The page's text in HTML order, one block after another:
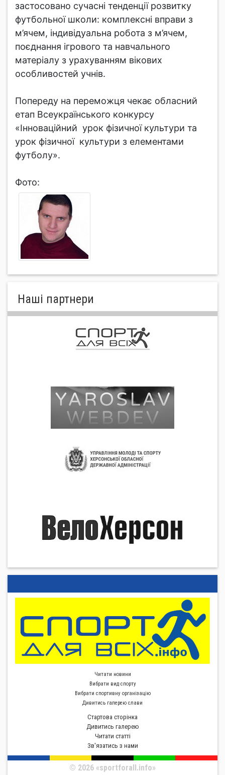
застосовано сучасні тенденції розвитку
футбольної школи: комплексні вправи з
м’ячем, індивідуальна робота з м’ячем,
поєднання ігрового та навчального
матеріалу з урахуванням вікових
особливостей учнів.
Попереду на переможця чекає обласний
етап Всеукраїнського конкурсу
«Інноваційний урок фізичної культури та
урок фізичної культури з елементами
футболу».
Фото:
Нашi партнери
Читати новини
Вибрати вид спорту
Вибрати спортивну органiзацiю
Дивитись галерею слави
Стартова сторiнка
Дивитись галерею
Читати статті
Зв'язатись з нами
© 2026 «sportforall.info»